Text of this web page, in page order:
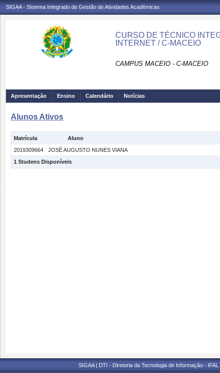
SIGAA - Sistema Integrado de Gestão de Atividades Acadêmicas
CURSO DE TÉCNICO
INTERNET / C-MACEIO
CAMPUS MACEIO - C-MACEIO
Apresentação Ensino Calendário Notícias
Alunos Ativos
Matrícula
Aluno
2019309664
JOSÉ AUGUSTO NUNES VIANA
1 Studens Disponíveis
SIGAA | DTI - Diretoria da Tecnologia de Informação -